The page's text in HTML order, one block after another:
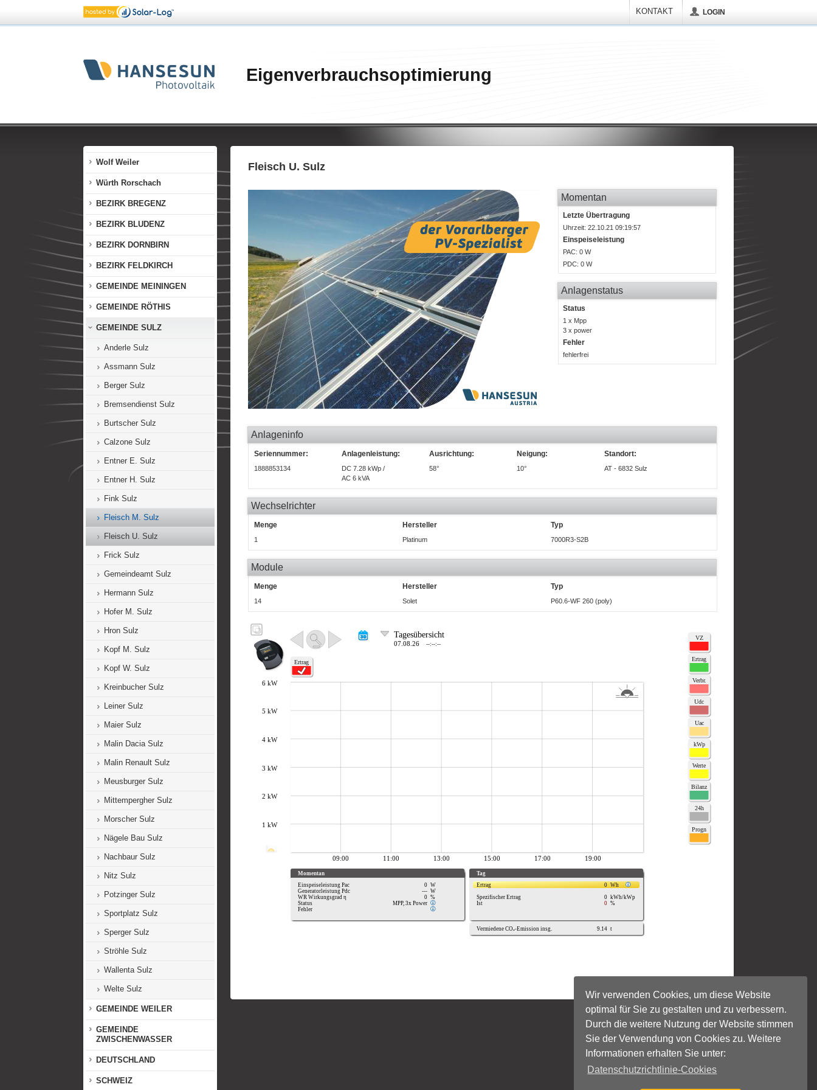
Wir verwenden Cookies, um diese Website
optimal für Sie zu gestalten und zu verbessern.
Durch die weitere Nutzung der Website stimmen
Sie der Verwendung von Cookies zu. Weitere
Informationen erhalten Sie unter:
Datenschutzrichtlinie-Cookies
KONTAKT LOGIN
Eigenverbrauchsoptimierung
Sonnendorf Finkenstein
Sparkasse Dornbirn
Tenniszentrum Götzis
Wolf Weiler
Würth Rorschach
BEZIRK BREGENZ
BEZIRK BLUDENZ
BEZIRK DORNBIRN
BEZIRK FELDKIRCH
GEMEINDE MEININGEN
GEMEINDE RÖTHIS
GEMEINDE SULZ
Anderle Sulz
Assmann Sulz
Berger Sulz
Bremsendienst Sulz
Burtscher Sulz
Calzone Sulz
Entner E. Sulz
Entner H. Sulz
Fink Sulz
Fleisch M. Sulz
Fleisch U. Sulz
Frick Sulz
Gemeindeamt Sulz
Hermann Sulz
Hofer M. Sulz
Hron Sulz
Kopf M. Sulz
Kopf W. Sulz
Kreinbucher Sulz
Leiner Sulz
Maier Sulz
Malin Dacia Sulz
Malin Renault Sulz
Meusburger Sulz
Mittempergher Sulz
Morscher Sulz
Nägele Bau Sulz
Nachbaur Sulz
Nitz Sulz
Potzinger Sulz
Sportplatz Sulz
Sperger Sulz
Ströhle Sulz
Wallenta Sulz
Welte Sulz
GEMEINDE WEILER
GEMEINDE
ZWISCHENWASSER
DEUTSCHLAND
SCHWEIZ
Fleisch U. Sulz
Momentan
Letzte Übertragung
Uhrzeit: 22.10.21 09:19:57
Einspeiseleistung
PAC: 0 W
PDC: 0 W
Anlagenstatus
Status
1 x Mpp
3 x power
Fehler
fehlerfrei
Anlageninfo
Seriennummer: Anlagenleistung: Ausrichtung: Neigung: Standort:
1888853134
DC 7.28 kWp /
AC 6 kVA
58° 10° AT - 6832 Sulz
Wechselrichter
Menge Hersteller Typ
1 Platinum 7000R3-S2B
Module
Menge Hersteller Typ
14 Solet P60.6-WF 260 (poly)